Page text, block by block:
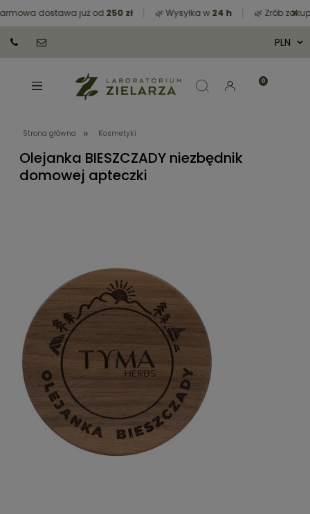
dostawa już od250 zł 🌿 Wysyłka w24 h 🌿 Zrób ×
Strona główna » Kosmetyki
Olejanka BIESZCZADY niezbędnik
domowej apteczki